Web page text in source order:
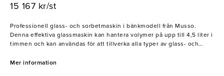
15 167 kr/st
Professionell glass- och sorbetmaskin i bänkmodell från Musso.
Denna effektiva glassmaskin kan hantera volymer på upp till 4,5 liter i
timmen och kan användas för att tillverka alla typer av glass- och
mekanisk timer, en pålitlig kompressor samt en mycket kraftfull motor
Mer information